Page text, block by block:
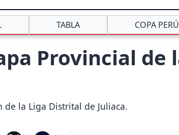
TABLA COPA
Provincial de
la Liga Distrital de Juliaca.